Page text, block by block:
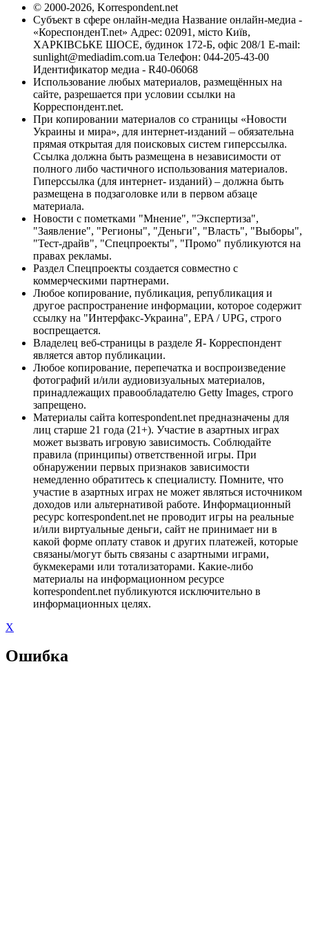
© 2000-2026, Korrespondent.net
Субъект в сфере онлайн-медиа Название онлайн-медиа -
«КореспонденТ.net» Адрес: 02091, місто Київ,
ХАРКІВСЬКЕ ШОСЕ, будинок 172-Б, офіс 208/1 E-mail:
sunlight@mediadim.com.ua Телефон: 044-205-43-00
Идентификатор медиа - R40-06068
Использование любых материалов, размещённых на
сайте, разрешается при условии ссылки на
Корреспондент.net.
При копировании материалов со страницы «Новости
Украины и мира», для интернет-изданий – обязательна
прямая открытая для поисковых систем гиперссылка.
Ссылка должна быть размещена в независимости от
полного либо частичного использования материалов.
Гиперссылка (для интернет- изданий) – должна быть
размещена в подзаголовке или в первом абзаце
материала.
Новости с пометками "Мнение", "Экспертиза",
"Заявление", "Регионы", "Деньги", "Власть", "Выборы",
"Тест-драйв", "Спецпроекты", "Промо" публикуются на
правах рекламы.
Раздел Спецпроекты создается совместно с
коммерческими партнерами.
Любое копирование, публикация, републикация и
другое распространение информации, которое содержит
ссылку на "Интерфакс-Украина", EPA / UPG, строго
воспрещается.
Владелец веб-страницы в разделе Я- Корреспондент
является автор публикации.
Любое копирование, перепечатка и воспроизведение
фотографий и/или аудиовизуальных материалов,
принадлежащих правообладателю Getty Images, строго
запрещено.
Материалы сайта korrespondent.net предназначены для
лиц старше 21 года (21+). Участие в азартных играх
может вызвать игровую зависимость. Соблюдайте
правила (принципы) ответственной игры. При
обнаружении первых признаков зависимости
немедленно обратитесь к специалисту. Помните, что
участие в азартных играх не может являться источником
доходов или альтернативой работе. Информационный
ресурс korrespondent.net не проводит игры на реальные
и/или виртуальные деньги, сайт не принимает ни в
какой форме оплату ставок и других платежей, которые
связаны/могут быть связаны с азартными играми,
букмекерами или тотализаторами. Какие-либо
материалы на информационном ресурсе
korrespondent.net публикуются исключительно в
информационных целях.
X
Ошибка